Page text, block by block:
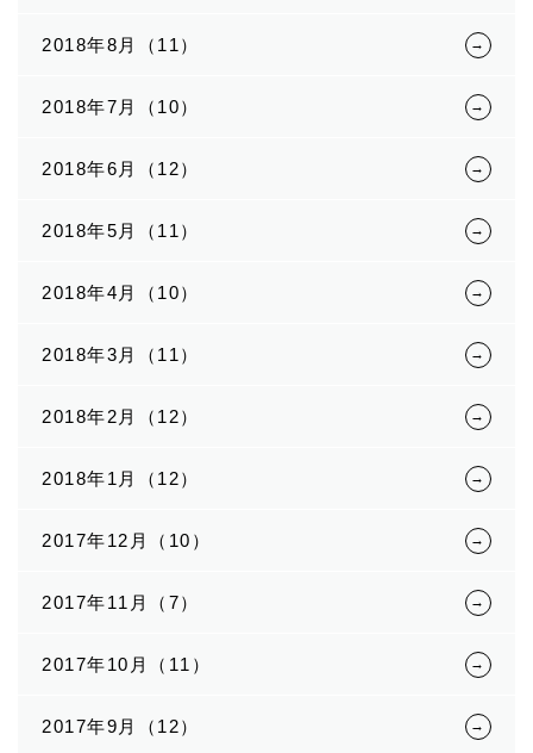
2018年8月（11）
2018年7月（10）
2018年6月（12）
2018年5月（11）
2018年4月（10）
2018年3月（11）
2018年2月（12）
2018年1月（12）
2017年12月（10）
2017年11月（7）
2017年10月（11）
2017年9月（12）